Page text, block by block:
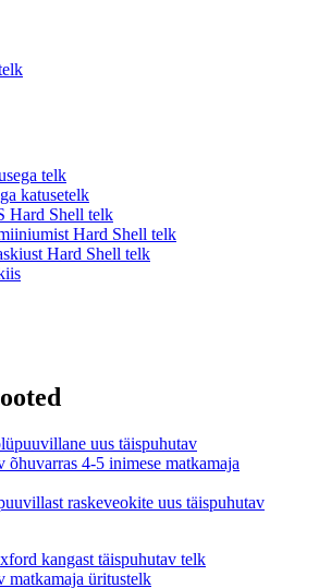
telk
katusetelk
Hard Shell telk
Hard Shell telk
Hard Shell telk
raskeveokite uus täispuhutav